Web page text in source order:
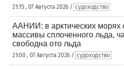
21:15 , 07 Августа 2026 / судоходство
ААНИИ: в арктических морях
массивы сплоченного льда,
свободна ото льда
21:00 , 07 Августа 2026 / судоходство